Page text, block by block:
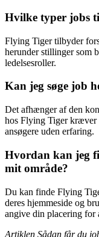
Hvilke typer jobs
Flying Tiger tilbyder
herunder stillinger som
ledelsesroller.
Kan jeg søge job
Det afhænger af den
hos Flying Tiger kræver
ansøgere uden erfaring.
Hvordan kan jeg
mit område?
Du kan finde Flying
deres hjemmeside og
angive din placering for
Artiklen Sådan får du